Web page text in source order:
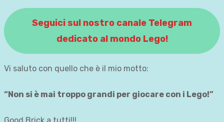
Seguici sul nostro canale Telegram
dedicato al mondo Lego!
Vi saluto con quello che è il mio motto:
“Non si è mai troppo grandi per giocare con i Lego!”
Good Brick a tutti!!!